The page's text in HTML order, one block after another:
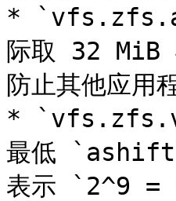
*
际取 32 MiB
防止其他应用
*
最低 `ashift`
表示 `2^9 =